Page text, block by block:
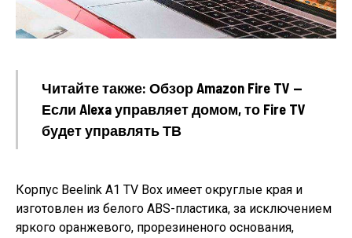
Читайте также: Обзор Amazon Fire TV —
Если Alexa управляет домом, то Fire TV
будет управлять ТВ
Корпус Beelink A1 TV Box имеет округлые края и
изготовлен из белого ABS-пластика, за исключением
яркого оранжевого, прорезиненого основания,